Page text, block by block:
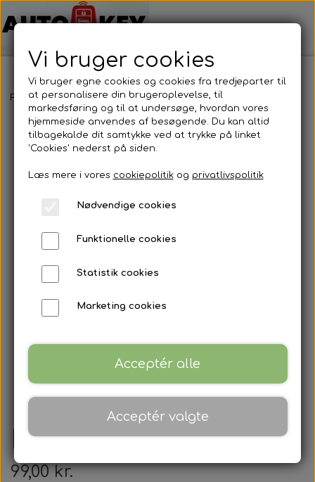
Forside Bilnøgler Mercedes Benz Nøgleblad
Nøgleblad
99,00 kr.
Vi bruger cookies
Vi bruger egne cookies og cookies fra tredjeparter til
at personalisere din brugeroplevelse, til
markedsføring og til at undersøge, hvordan vores
hjemmeside anvendes af besøgende. Du kan altid
tilbagekalde dit samtykke ved at trykke på linket
'Cookies' nederst på siden.
Læs mere i vores cookiepolitikog privatlivspolitik
Nødvendige cookies
Funktionelle cookies
Statistik cookies
Marketing cookies
Acceptér alle
Acceptér valgte